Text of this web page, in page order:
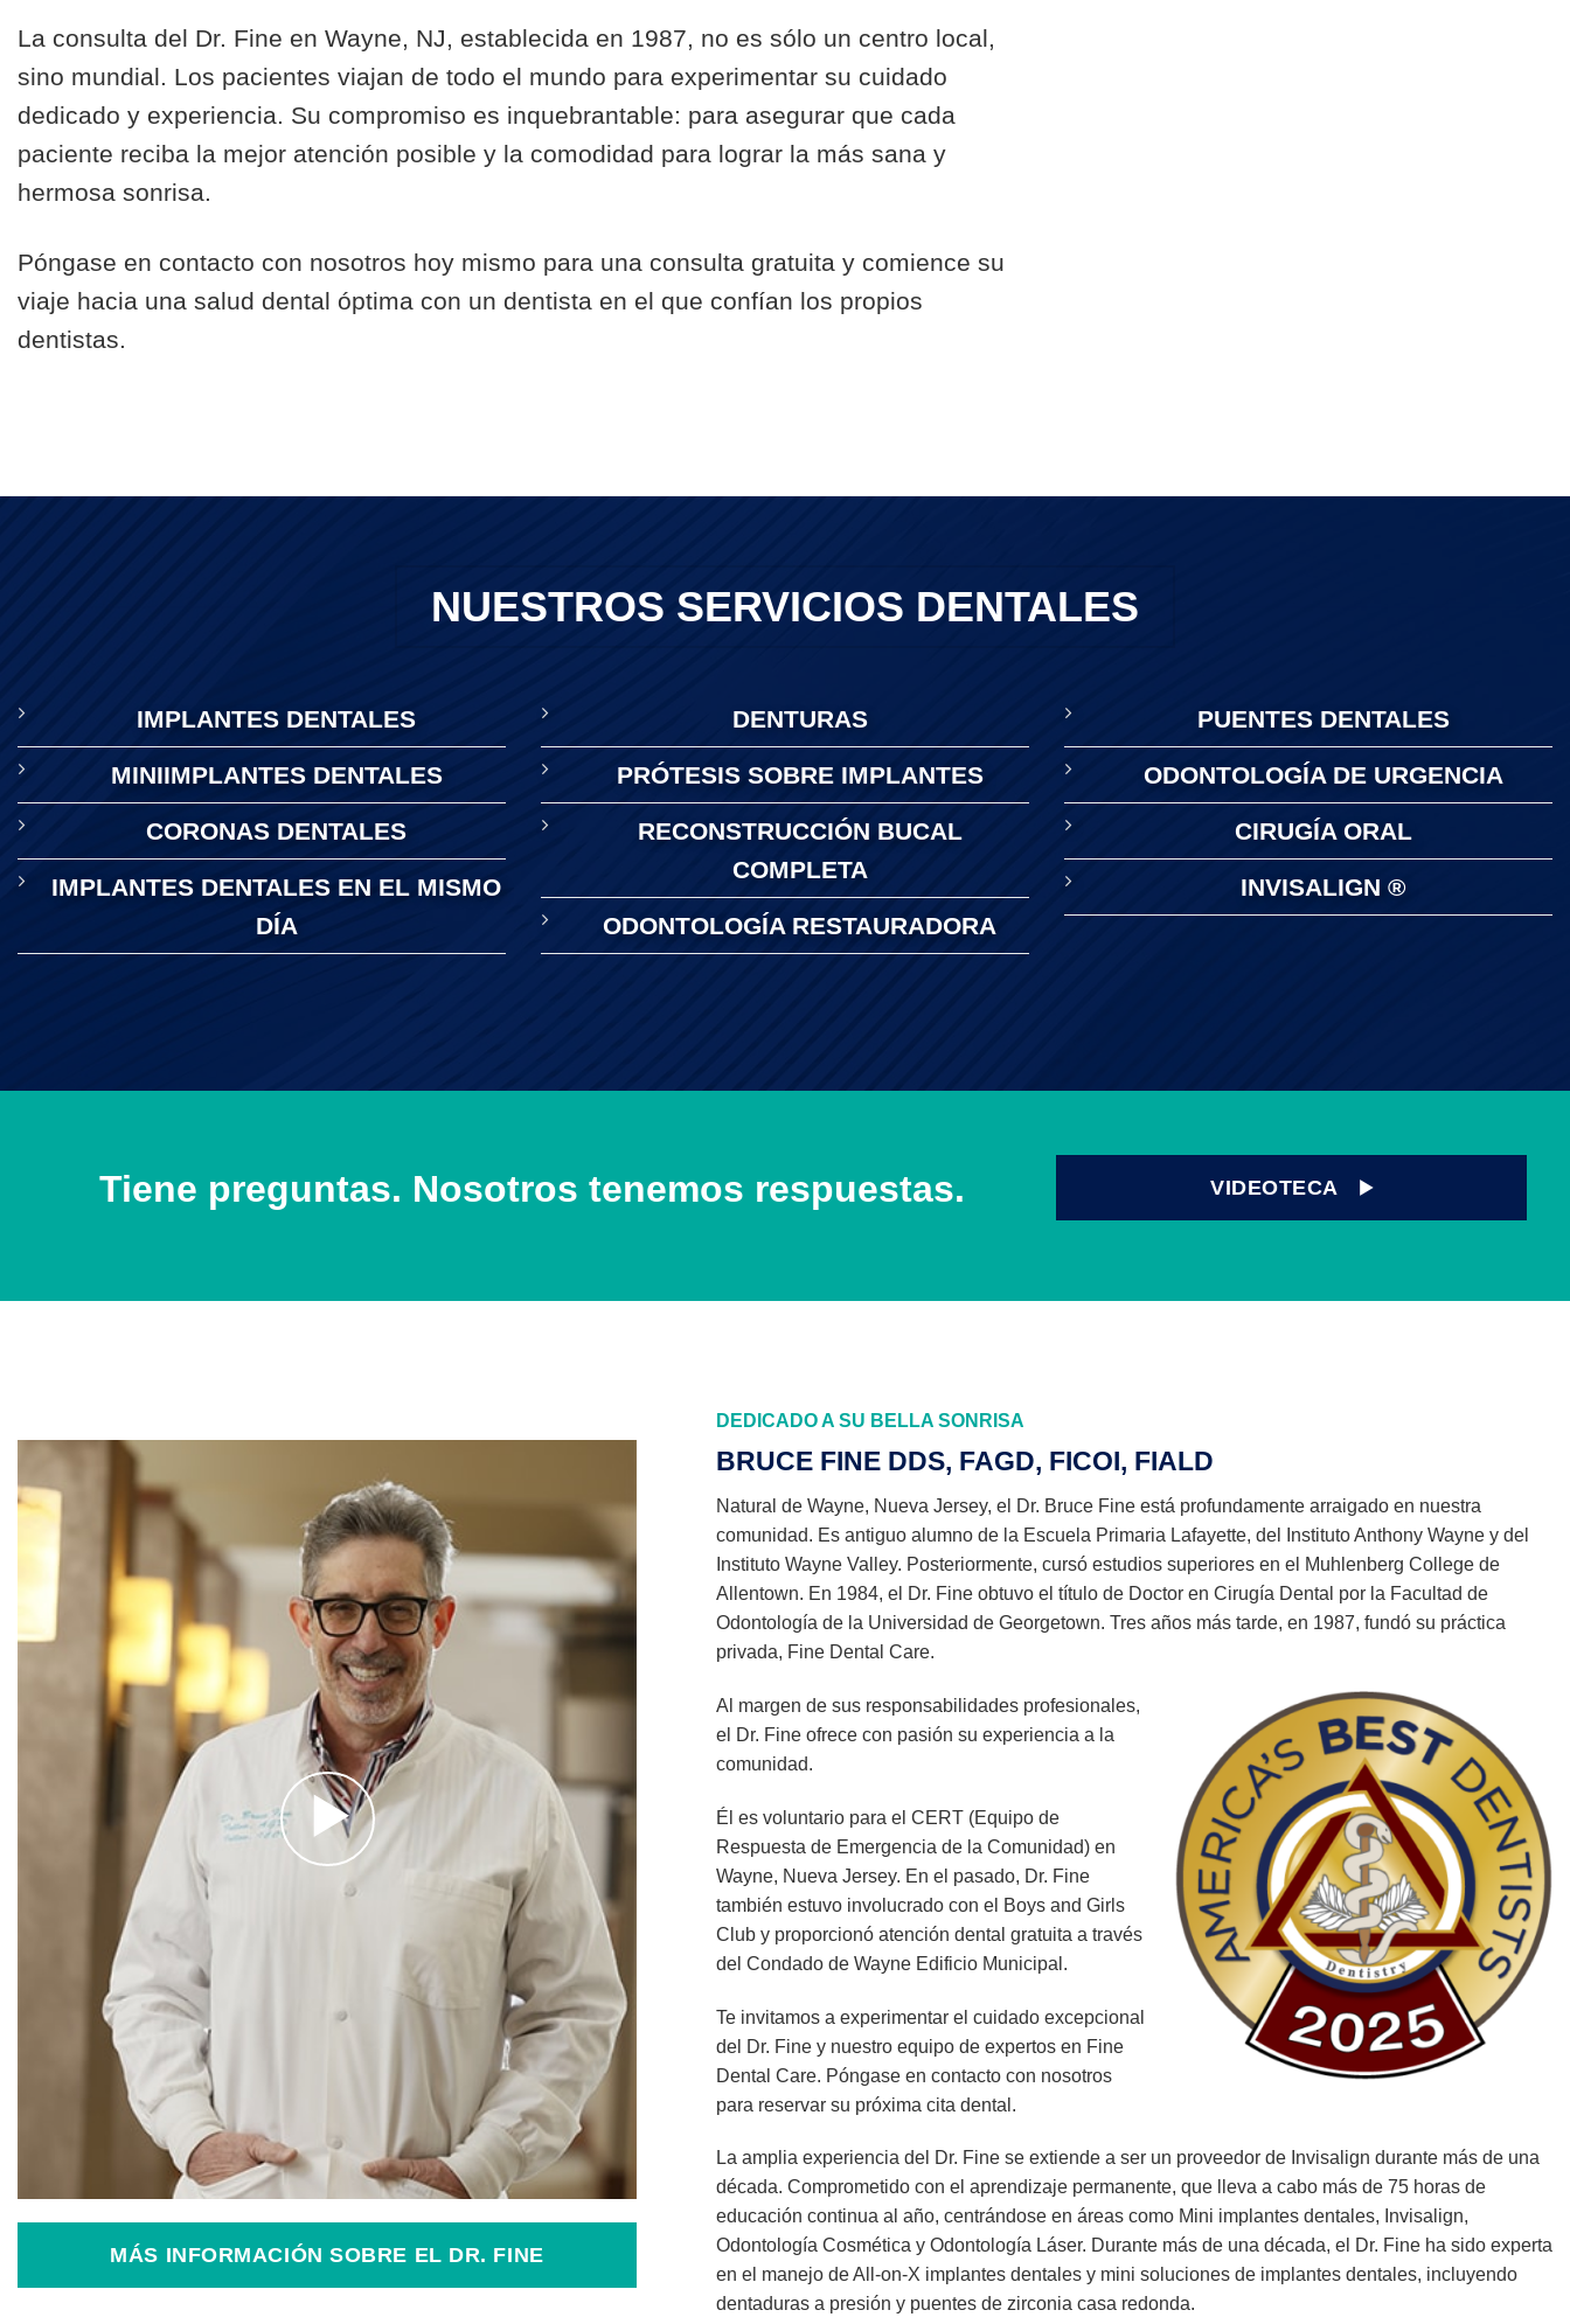
La consulta del Dr. Fine en Wayne, NJ, establecida en 1987, no es sólo un centro local,
sino mundial. Los pacientes viajan de todo el mundo para experimentar su cuidado
dedicado y experiencia. Su compromiso es inquebrantable: para asegurar que cada
paciente reciba la mejor atención posible y la comodidad para lograr la más sana y
hermosa sonrisa.
Póngase en contacto con nosotros hoy mismo para una consulta gratuita y comience su
viaje hacia una salud dental óptima con un dentista en el que confían los propios
dentistas.
NUESTROS SERVICIOS DENTALES
IMPLANTES DENTALES
MINIIMPLANTES DENTALES
CORONAS DENTALES
IMPLANTES DENTALES EN EL MISMO
DÍA
DENTURAS
PRÓTESIS SOBRE IMPLANTES
RECONSTRUCCIÓN BUCAL
COMPLETA
ODONTOLOGÍA RESTAURADORA
PUENTES DENTALES
ODONTOLOGÍA DE URGENCIA
CIRUGÍA ORAL
INVISALIGN ®
Tiene preguntas. Nosotros tenemos respuestas. VIDEOTECA
MÁS INFORMACIÓN SOBRE EL DR. FINE
DEDICADO A SU BELLA SONRISA
BRUCE FINE DDS, FAGD, FICOI, FIALD
Natural de Wayne, Nueva Jersey, el Dr. Bruce Fine está profundamente arraigado en nuestra
comunidad. Es antiguo alumno de la Escuela Primaria Lafayette, del Instituto Anthony Wayne y del
Instituto Wayne Valley. Posteriormente, cursó estudios superiores en el Muhlenberg College de
Allentown. En 1984, el Dr. Fine obtuvo el título de Doctor en Cirugía Dental por la Facultad de
Odontología de la Universidad de Georgetown. Tres años más tarde, en 1987, fundó su práctica
privada, Fine Dental Care.
Al margen de sus responsabilidades profesionales,
el Dr. Fine ofrece con pasión su experiencia a la
comunidad.
Él es voluntario para el CERT (Equipo de
Respuesta de Emergencia de la Comunidad) en
Wayne, Nueva Jersey. En el pasado, Dr. Fine
también estuvo involucrado con el Boys and Girls
Club y proporcionó atención dental gratuita a través
del Condado de Wayne Edificio Municipal.
Te invitamos a experimentar el cuidado excepcional
del Dr. Fine y nuestro equipo de expertos en Fine
Dental Care. Póngase en contacto con nosotros
para reservar su próxima cita dental.
La amplia experiencia del Dr. Fine se extiende a ser un proveedor de Invisalign durante más de una
década. Comprometido con el aprendizaje permanente, que lleva a cabo más de 75 horas de
educación continua al año, centrándose en áreas como Mini implantes dentales, Invisalign,
Odontología Cosmética y Odontología Láser. Durante más de una década, el Dr. Fine ha sido experta
en el manejo de All-on-X implantes dentales y mini soluciones de implantes dentales, incluyendo
dentaduras a presión y puentes de zirconia casa redonda.